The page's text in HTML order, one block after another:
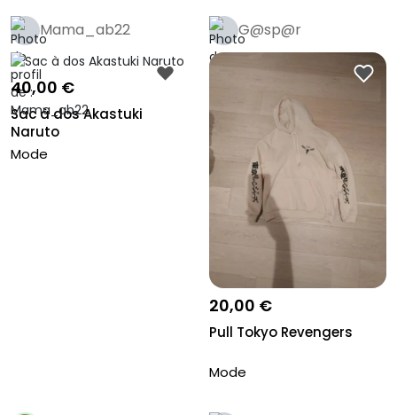
Mama_ab22
40,00 €
Sac à dos Akastuki
Naruto
Mode
G@sp@r
20,00 €
Pull Tokyo Revengers
Mode